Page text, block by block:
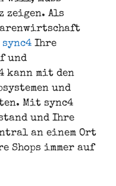
zeigen. Als
sync4 Ihre
und
kann mit den
und
Mit sync4
und Ihre
an einem Ort
Shops immer auf